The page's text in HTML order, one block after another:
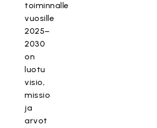
toiminnalle
vuosille
2025–
2030
on
luotu
visio,
missio
ja
arvot